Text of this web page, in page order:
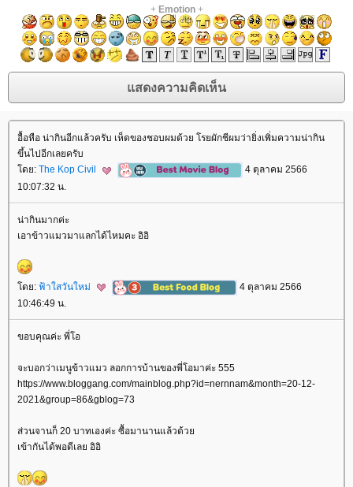
+ Emotion+
อื้อหือ น่ากินอีกแล้วครับ เห็ดของชอบผมด้วย โรยผักชีผมว่ายิ่งเพิ่มความน่ากิน
ขึ้นไปอีกเลยครับ
ดย: The Kop Civil
4 ตุลาคม 2566
10:07:32 น.
น่ากินมากค่ะ
เอาข้าวแมวมาแลกได้ไหมคะ อิอิ
ดย: ฟ้าใสวันใหม่
4 ตุลาคม 2566
10:46:49 น.
ขอบคุณค่ะ พี่โอ
จะบอกว่าเมนูข้าวแมว ลอกการบ้านของพี่โอมาค่ะ 555
https://www.bloggang.com/mainblog.php?id=nernnam&month=20-12-
2021&group=86&gblog=73
ส่วนจานก็ 20 บาทเองค่ะ ซื้อมานานแล้วด้ว
เข้ากันได้พอดีเลย อิอิ